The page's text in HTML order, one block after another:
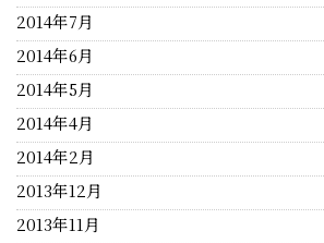
2014年7月
2014年6月
2014年5月
2014年4月
2014年2月
2013年12月
2013年11月